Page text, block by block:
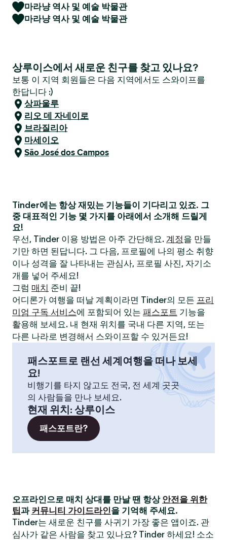
마라냥 역사 및 예술 박물관
마라냥 역사 및 예술 박물관
상루이스에서 새로운 친구를 찾고 있나요?
보통 이 지역 회원들은 다음 지역에서도 스와이프를
한답니다 :)
상파울루
리오 데 자네이로
브라질리아
마세이오
São José dos Campos
Tinder에는 항상 재밌는 기능들이 기다리고 있죠. 그
중 대표적인 기능 몇 가지를 아래에서 소개해 드릴게
요!
우선, Tinder 이용 방법은 아주 간단해요. 계정을 만들
기만 하면 된답니다. 그 다음, 프로필에 나의 평소 취향
이나 성격을 잘 나타내는 관심사, 프로필 사진, 자기소
개를 넣어 주세요!
그럼 매치 준비 끝!
어디론가 여행을 떠날 계획이라면 Tinder의 모든 프리
미엄 구독 서비스에 포함되어 있는 패스포트 기능을
활용해 보세요. 내 현재 위치를 국내 다른 지역, 또는
다른 나라로 변경해서 스와이프할 수 있거든요!
패스포트로 랜선 세계여행을 떠나 보세
요!
비행기를 타지 않고도 전국, 전 세계 곳곳
의 사람들을 만나 보세요.
현재 위치: 상루이스
패스포트란?
오프라인으로 매치 상대를 만날 땐 항상 안전을 위한
팁과 커뮤니티 가이드라인을 기억해 주세요.
Tinder는 새로운 친구를 사귀기 가장 좋은 앱이죠. 관
심사가 같은 사람을 찾고 있나요? Tinder 하세요! 소소